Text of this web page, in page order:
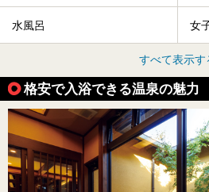
水風呂 女
すべて表示す
格安で入浴できる温泉の魅力